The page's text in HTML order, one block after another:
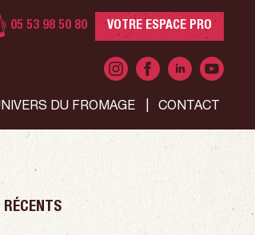
05 53 98 50 80 VOTRE ESPACE PRO
DU FROMAGE CONTACT
RÉCENTS